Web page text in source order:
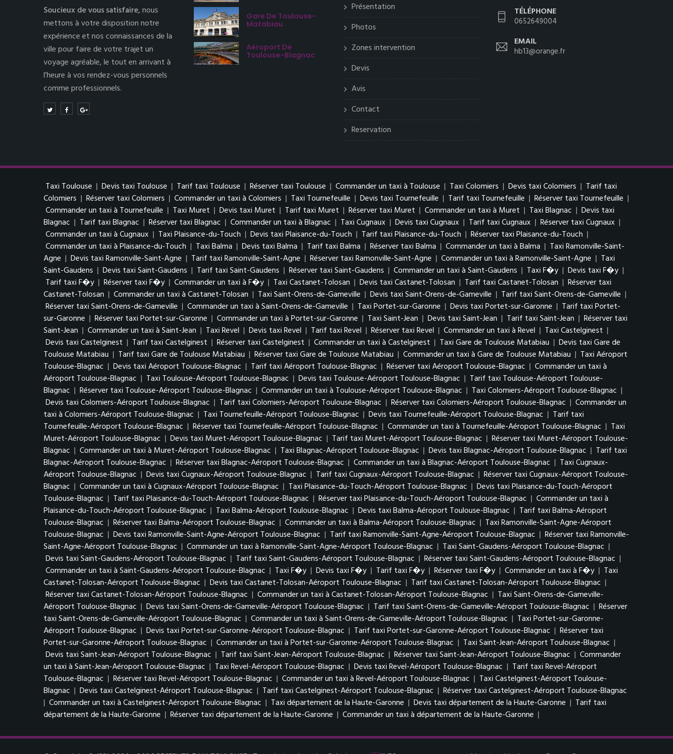
Soucieux de vous satisfaire,nous
mettons à votre disposition notre
expérience et nos connaissances de la
ville pour faire de votre trajet un
voyage agréable, le tout en arrivant à
l’heure à vos rendez-vous personnels
comme professionnels.
Gare De Toulouse-
Matabiau
Aéroport De
Toulouse-Blagnac
Présentation
Photos
Zones intervention
Devis
Avis
Contact
Reservation
TÉLÉPHONE
0652649004
EMAIL
hb13@orange.fr
Taxi Toulouse | Devis taxi Toulouse | Tarif taxi Toulouse | Réserver taxi Toulouse | Commander un taxi à Toulouse | Taxi Colomiers | Devis taxi Colomiers | Tarif taxi
Colomiers | Réserver taxi Colomiers | Commander un taxi à Colomiers | Taxi Tournefeuille | Devis taxi Tournefeuille | Tarif taxi Tournefeuille | Réserver taxi Tournefeuille |
Commander un taxi à Tournefeuille | Taxi Muret | Devis taxi Muret | Tarif taxi Muret | Réserver taxi Muret | Commander un taxi à Muret | Taxi Blagnac | Devis taxi
Blagnac | Tarif taxi Blagnac | Réserver taxi Blagnac | Commander un taxi à Blagnac | Taxi Cugnaux | Devis taxi Cugnaux | Tarif taxi Cugnaux | Réserver taxi Cugnaux |
Commander un taxi à Cugnaux | Taxi Plaisance-du-Touch | Devis taxi Plaisance-du-Touch | Tarif taxi Plaisance-du-Touch | Réserver taxi Plaisance-du-Touch |
Commander un taxi à Plaisance-du-Touch | Taxi Balma | Devis taxi Balma | Tarif taxi Balma | Réserver taxi Balma | Commander un taxi à Balma | Taxi Ramonville-Saint-
Agne | Devis taxi Ramonville-Saint-Agne | Tarif taxi Ramonville-Saint-Agne | Réserver taxi Ramonville-Saint-Agne | Commander un taxi à Ramonville-Saint-Agne | Taxi
Saint-Gaudens | Devis taxi Saint-Gaudens | Tarif taxi Saint-Gaudens | Réserver taxi Saint-Gaudens | Commander un taxi à Saint-Gaudens | Taxi F�y | Devis taxi F�y |
Tarif taxi F�y | Réserver taxi F�y | Commander un taxi à F�y | Taxi Castanet-Tolosan | Devis taxi Castanet-Tolosan | Tarif taxi Castanet-Tolosan | Réserver taxi
Castanet-Tolosan | Commander un taxi à Castanet-Tolosan | Taxi Saint-Orens-de-Gameville | Devis taxi Saint-Orens-de-Gameville | Tarif taxi Saint-Orens-de-Gameville |
Réserver taxi Saint-Orens-de-Gameville | Commander un taxi à Saint-Orens-de-Gameville | Taxi Portet-sur-Garonne | Devis taxi Portet-sur-Garonne | Tarif taxi Portet-
sur-Garonne | Réserver taxi Portet-sur-Garonne | Commander un taxi à Portet-sur-Garonne | Taxi Saint-Jean | Devis taxi Saint-Jean | Tarif taxi Saint-Jean | Réserver taxi
Saint-Jean | Commander un taxi à Saint-Jean | Taxi Revel | Devis taxi Revel | Tarif taxi Revel | Réserver taxi Revel | Commander un taxi à Revel | Taxi Castelginest |
Devis taxi Castelginest | Tarif taxi Castelginest | Réserver taxi Castelginest | Commander un taxi à Castelginest | Taxi Gare de Toulouse Matabiau | Devis taxi Gare de
Toulouse Matabiau | Tarif taxi Gare de Toulouse Matabiau | Réserver taxi Gare de Toulouse Matabiau | Commander un taxi à Gare de Toulouse Matabiau | Taxi Aéroport
Toulouse-Blagnac | Devis taxi Aéroport Toulouse-Blagnac | Tarif taxi Aéroport Toulouse-Blagnac | Réserver taxi Aéroport Toulouse-Blagnac | Commander un taxi à
Aéroport Toulouse-Blagnac | Taxi Toulouse-Aéroport Toulouse-Blagnac | Devis taxi Toulouse-Aéroport Toulouse-Blagnac | Tarif taxi Toulouse-Aéroport Toulouse-
Blagnac | Réserver taxi Toulouse-Aéroport Toulouse-Blagnac | Commander un taxi à Toulouse-Aéroport Toulouse-Blagnac | Taxi Colomiers-Aéroport Toulouse-Blagnac |
Devis taxi Colomiers-Aéroport Toulouse-Blagnac | Tarif taxi Colomiers-Aéroport Toulouse-Blagnac | Réserver taxi Colomiers-Aéroport Toulouse-Blagnac | Commander un
taxi à Colomiers-Aéroport Toulouse-Blagnac | Taxi Tournefeuille-Aéroport Toulouse-Blagnac | Devis taxi Tournefeuille-Aéroport Toulouse-Blagnac | Tarif taxi
Tournefeuille-Aéroport Toulouse-Blagnac | Réserver taxi Tournefeuille-Aéroport Toulouse-Blagnac | Commander un taxi à Tournefeuille-Aéroport Toulouse-Blagnac | Taxi
Muret-Aéroport Toulouse-Blagnac | Devis taxi Muret-Aéroport Toulouse-Blagnac | Tarif taxi Muret-Aéroport Toulouse-Blagnac | Réserver taxi Muret-Aéroport Toulouse-
Blagnac | Commander un taxi à Muret-Aéroport Toulouse-Blagnac | Taxi Blagnac-Aéroport Toulouse-Blagnac | Devis taxi Blagnac-Aéroport Toulouse-Blagnac | Tarif taxi
Blagnac-Aéroport Toulouse-Blagnac | Réserver taxi Blagnac-Aéroport Toulouse-Blagnac | Commander un taxi à Blagnac-Aéroport Toulouse-Blagnac | Taxi Cugnaux-
Aéroport Toulouse-Blagnac | Devis taxi Cugnaux-Aéroport Toulouse-Blagnac | Tarif taxi Cugnaux-Aéroport Toulouse-Blagnac | Réserver taxi Cugnaux-Aéroport Toulouse-
Blagnac | Commander un taxi à Cugnaux-Aéroport Toulouse-Blagnac | Taxi Plaisance-du-Touch-Aéroport Toulouse-Blagnac | Devis taxi Plaisance-du-Touch-Aéroport
Toulouse-Blagnac | Tarif taxi Plaisance-du-Touch-Aéroport Toulouse-Blagnac | Réserver taxi Plaisance-du-Touch-Aéroport Toulouse-Blagnac | Commander un taxi à
Plaisance-du-Touch-Aéroport Toulouse-Blagnac | Taxi Balma-Aéroport Toulouse-Blagnac | Devis taxi Balma-Aéroport Toulouse-Blagnac | Tarif taxi Balma-Aéroport
Toulouse-Blagnac | Réserver taxi Balma-Aéroport Toulouse-Blagnac | Commander un taxi à Balma-Aéroport Toulouse-Blagnac | Taxi Ramonville-Saint-Agne-Aéroport
Toulouse-Blagnac | Devis taxi Ramonville-Saint-Agne-Aéroport Toulouse-Blagnac | Tarif taxi Ramonville-Saint-Agne-Aéroport Toulouse-Blagnac | Réserver taxi Ramonville-
Saint-Agne-Aéroport Toulouse-Blagnac | Commander un taxi à Ramonville-Saint-Agne-Aéroport Toulouse-Blagnac | Taxi Saint-Gaudens-Aéroport Toulouse-Blagnac |
Devis taxi Saint-Gaudens-Aéroport Toulouse-Blagnac | Tarif taxi Saint-Gaudens-Aéroport Toulouse-Blagnac | Réserver taxi Saint-Gaudens-Aéroport Toulouse-Blagnac |
Commander un taxi à Saint-Gaudens-Aéroport Toulouse-Blagnac | Taxi F�y | Devis taxi F�y | Tarif taxi F�y | Réserver taxi F�y | Commander un taxi à F�y | Taxi
Castanet-Tolosan-Aéroport Toulouse-Blagnac | Devis taxi Castanet-Tolosan-Aéroport Toulouse-Blagnac | Tarif taxi Castanet-Tolosan-Aéroport Toulouse-Blagnac |
Réserver taxi Castanet-Tolosan-Aéroport Toulouse-Blagnac | Commander un taxi à Castanet-Tolosan-Aéroport Toulouse-Blagnac | Taxi Saint-Orens-de-Gameville-
Aéroport Toulouse-Blagnac | Devis taxi Saint-Orens-de-Gameville-Aéroport Toulouse-Blagnac | Tarif taxi Saint-Orens-de-Gameville-Aéroport Toulouse-Blagnac | Réserver
taxi Saint-Orens-de-Gameville-Aéroport Toulouse-Blagnac | Commander un taxi à Saint-Orens-de-Gameville-Aéroport Toulouse-Blagnac | Taxi Portet-sur-Garonne-
Aéroport Toulouse-Blagnac | Devis taxi Portet-sur-Garonne-Aéroport Toulouse-Blagnac | Tarif taxi Portet-sur-Garonne-Aéroport Toulouse-Blagnac | Réserver taxi
Portet-sur-Garonne-Aéroport Toulouse-Blagnac | Commander un taxi à Portet-sur-Garonne-Aéroport Toulouse-Blagnac | Taxi Saint-Jean-Aéroport Toulouse-Blagnac |
Devis taxi Saint-Jean-Aéroport Toulouse-Blagnac | Tarif taxi Saint-Jean-Aéroport Toulouse-Blagnac | Réserver taxi Saint-Jean-Aéroport Toulouse-Blagnac | Commander
un taxi à Saint-Jean-Aéroport Toulouse-Blagnac | Taxi Revel-Aéroport Toulouse-Blagnac | Devis taxi Revel-Aéroport Toulouse-Blagnac | Tarif taxi Revel-Aéroport
Toulouse-Blagnac | Réserver taxi Revel-Aéroport Toulouse-Blagnac | Commander un taxi à Revel-Aéroport Toulouse-Blagnac | Taxi Castelginest-Aéroport Toulouse-
Blagnac | Devis taxi Castelginest-Aéroport Toulouse-Blagnac | Tarif taxi Castelginest-Aéroport Toulouse-Blagnac | Réserver taxi Castelginest-Aéroport Toulouse-Blagnac
| Commander un taxi à Castelginest-Aéroport Toulouse-Blagnac | Taxi département de la Haute-Garonne | Devis taxi département de la Haute-Garonne | Tarif taxi
département de la Haute-Garonne | Réserver taxi département de la Haute-Garonne | Commander un taxi à département de la Haute-Garonne |